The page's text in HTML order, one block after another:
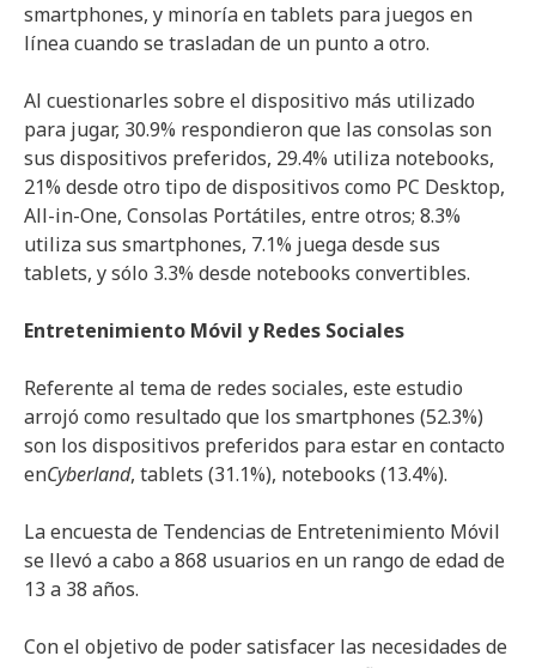
smartphones, y minoría en tablets para juegos en
línea cuando se trasladan de un punto a otro.
Al cuestionarles sobre el dispositivo más utilizado
para jugar, 30.9% respondieron que las consolas son
sus dispositivos preferidos, 29.4% utiliza notebooks,
21% desde otro tipo de dispositivos como PC Desktop,
All-in-One, Consolas Portátiles, entre otros; 8.3%
utiliza sus smartphones, 7.1% juega desde sus
tablets, y sólo 3.3% desde notebooks convertibles.
Entretenimiento Móvil y Redes Sociales
Referente al tema de redes sociales, este estudio
arrojó como resultado que los smartphones (52.3%)
son los dispositivos preferidos para estar en contacto
enCyberland, tablets (31.1%), notebooks (13.4%).
La encuesta de Tendencias de Entretenimiento Móvil
se llevó a cabo a 868 usuarios en un rango de edad de
13 a 38 años.
Con el objetivo de poder satisfacer las necesidades de